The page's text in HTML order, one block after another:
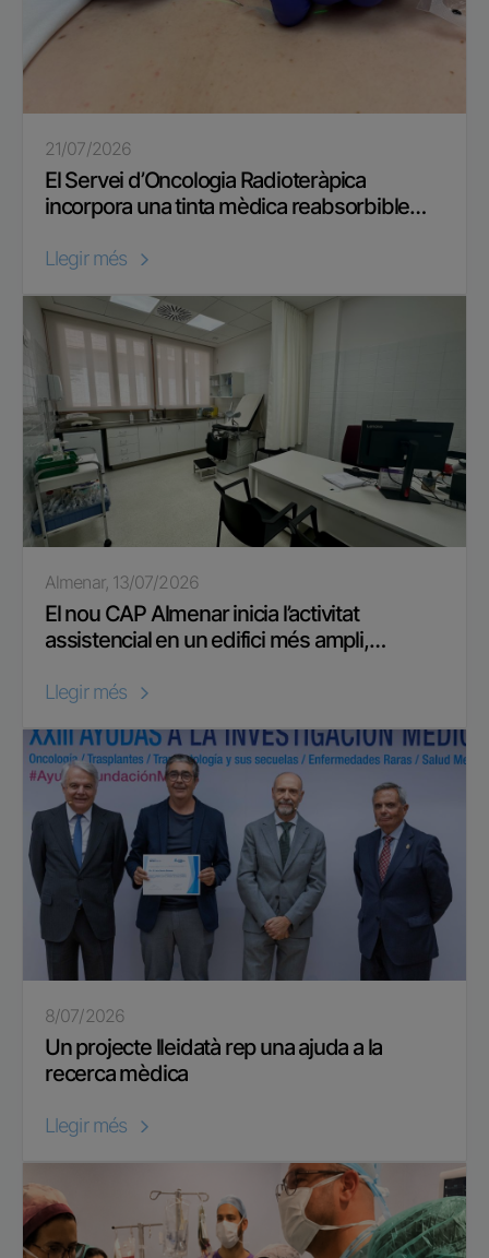
21/07/2026
El Servei d’Oncologia Radioteràpica
incorpora una tinta mèdica reabsorbible…
Llegir més
Almenar, 13/07/2026
El nou CAP Almenar inicia l’activitat
assistencial en un edifici més ampli,…
Llegir més
8/07/2026
Un projecte lleidatà rep una ajuda a la
recerca mèdica
Llegir més